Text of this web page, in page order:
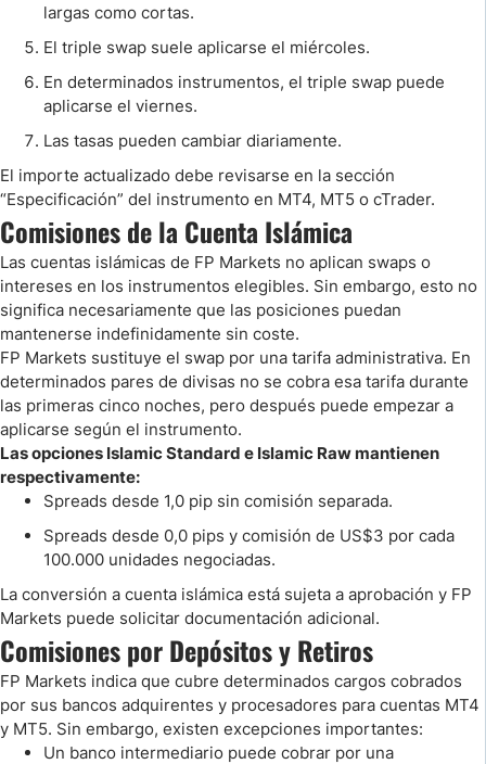
largas como cortas.
El triple swap suele aplicarse el miércoles.
En determinados instrumentos, el triple swap puede
aplicarse el viernes.
Las tasas pueden cambiar diariamente.
El importe actualizado debe revisarse en la sección
“Especificación” del instrumento en MT4, MT5 o cTrader.
Comisiones de la Cuenta Islámica
Las cuentas islámicas de FP Markets no aplican swaps o
intereses en los instrumentos elegibles. Sin embargo, esto no
significa necesariamente que las posiciones puedan
mantenerse indefinidamente sin coste.
FP Markets sustituye el swap por una tarifa administrativa. En
determinados pares de divisas no se cobra esa tarifa durante
las primeras cinco noches, pero después puede empezar a
aplicarse según el instrumento.
Las opciones Islamic Standard e Islamic Raw mantienen
respectivamente:
Spreads desde 1,0 pip sin comisión separada.
Spreads desde 0,0 pips y comisión de US$3 por cada
100.000 unidades negociadas.
La conversión a cuenta islámica está sujeta a aprobación y FP
Markets puede solicitar documentación adicional.
Comisiones por Depósitos y Retiros
FP Markets indica que cubre determinados cargos cobrados
por sus bancos adquirentes y procesadores para cuentas MT4
y MT5. Sin embargo, existen excepciones importantes:
Un banco intermediario puede cobrar por una